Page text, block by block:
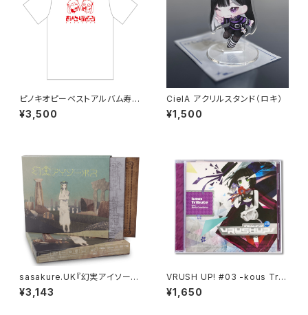
ピノキオピーベストアルバム寿リ
リースパーティ「ありがとう」Tシ
ャツ＋ステッカーセット
¥3,500
CielA アクリルスタンド（ロキ）
¥1,500
sasakure.UK『幻実アイソーポ
ス』【初回生産限定盤】
¥3,143
VRUSH UP! #03 -kous Trib
ute-
¥1,650